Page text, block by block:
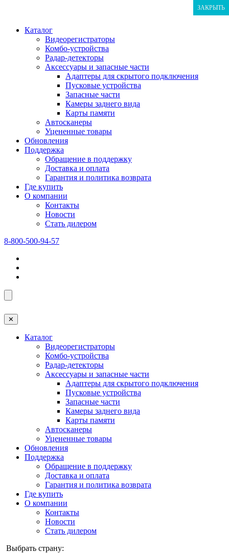
Каталог
Видеорегистраторы
Комбо-устройства
Радар-детекторы
Аксессуары и запасные части
Адаптеры для скрытого подключения
Пусковые устройства
Запасные части
Камеры заднего вида
Карты памяти
Автосканеры
Уцененные товары
Обновления
Поддержка
Обращение в поддержку
Доставка и оплата
Гарантия и политика возврата
Где купить
О компании
Контакты
Новости
Стать дилером
8-800-500-94-57
✕
Каталог
Видеорегистраторы
Комбо-устройства
Радар-детекторы
Аксессуары и запасные части
Адаптеры для скрытого подключения
Пусковые устройства
Запасные части
Камеры заднего вида
Карты памяти
Автосканеры
Уцененные товары
Обновления
Поддержка
Обращение в поддержку
Доставка и оплата
Гарантия и политика возврата
Где купить
О компании
Контакты
Новости
Стать дилером
Выбрать страну:
ЗАКРЫТЬ
ЗАКРЫТЬ
ЗАКРЫТЬ